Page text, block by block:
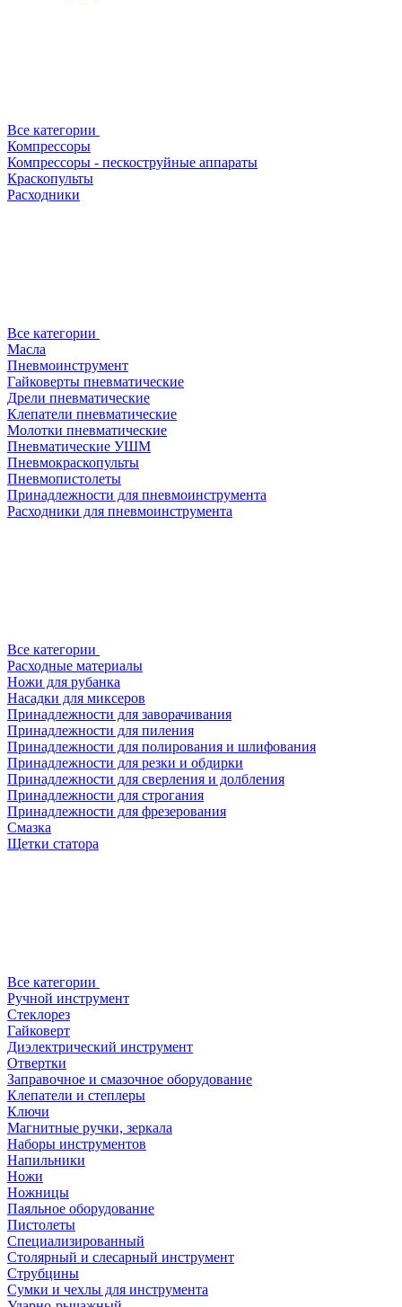
Все категории
Компрессоры
Компрессоры - пескоструйные аппараты
Краскопульты
Расходники
Все категории
Масла
Пневмоинструмент
Гайковерты пневматические
Дрели пневматические
Клепатели пневматические
Молотки пневматические
Пневматические УШМ
Пневмокраскопульты
Пневмопистолеты
Принадлежности для пневмоинструмента
Расходники для пневмоинструмента
Все категории
Расходные материалы
Ножи для рубанка
Насадки для миксеров
Принадлежности для заворачивания
Принадлежности для пиления
Принадлежности для полирования и шлифования
Принадлежности для резки и обдирки
Принадлежности для сверления и долбления
Принадлежности для строгания
Принадлежности для фрезерования
Смазка
Щетки статора
Все категории
Ручной инструмент
Стеклорез
Гайковерт
Диэлектрический инструмент
Отвертки
Заправочное и смазочное оборудование
Клепатели и степлеры
Ключи
Магнитные ручки, зеркала
Наборы инструментов
Напильники
Ножи
Ножницы
Паяльное оборудование
Пистолеты
Специализированный
Столярный и слесарный инструмент
Струбцины
Сумки и чехлы для инструмента